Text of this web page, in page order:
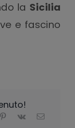
la Sicilia
e fascino